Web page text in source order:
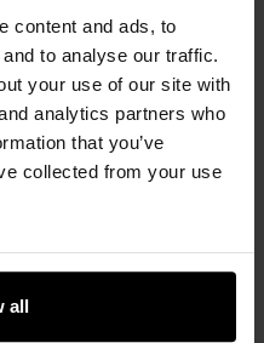
content and ads, to
to analyse our traffic.
your use of our site with
analytics partners who
that you’ve
collected from your use
all
бренд, який з 2014
досвід